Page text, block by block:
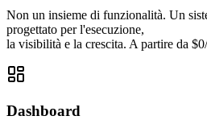
Non un insieme di funzionalità. Un
progettato per l'esecuzione,
la visibilità e la crescita. A partire da
Dashboard